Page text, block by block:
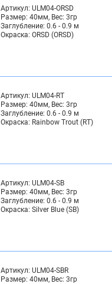
Артикул: ULM04-ORSD
Размер: 40мм, Вес: 3гр
Заглубление: 0.6 - 0.9 м
Окраска: ORSD (ORSD)
Артикул: ULM04-RT
Размер: 40мм, Вес: 3гр
Заглубление: 0.6 - 0.9 м
Окраска: Rainbow Trout (RT)
Артикул: ULM04-SB
Размер: 40мм, Вес: 3гр
Заглубление: 0.6 - 0.9 м
Окраска: Silver Blue (SB)
Артикул: ULM04-SBR
Размер: 40мм, Вес: 3гр